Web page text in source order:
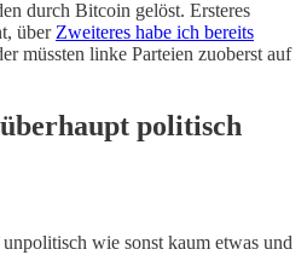
durch Bitcoin gelöst. Ersteres
über Zweiteres habe ich bereits
müssten linke Parteien zuoberst auf
politisch
wie sonst kaum etwas und